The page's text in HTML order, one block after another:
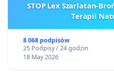
STOP Lex Szarlatan-
Terapii
8 068 podpisów
25 Podpisy / 24 godzin
18 May 2026